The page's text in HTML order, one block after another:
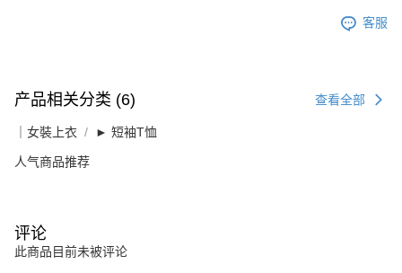
客服
产品相关分类 (6) 查看全部
｜女裝上衣 ► 短袖T恤
人气商品推荐
评论
此商品目前未被评论